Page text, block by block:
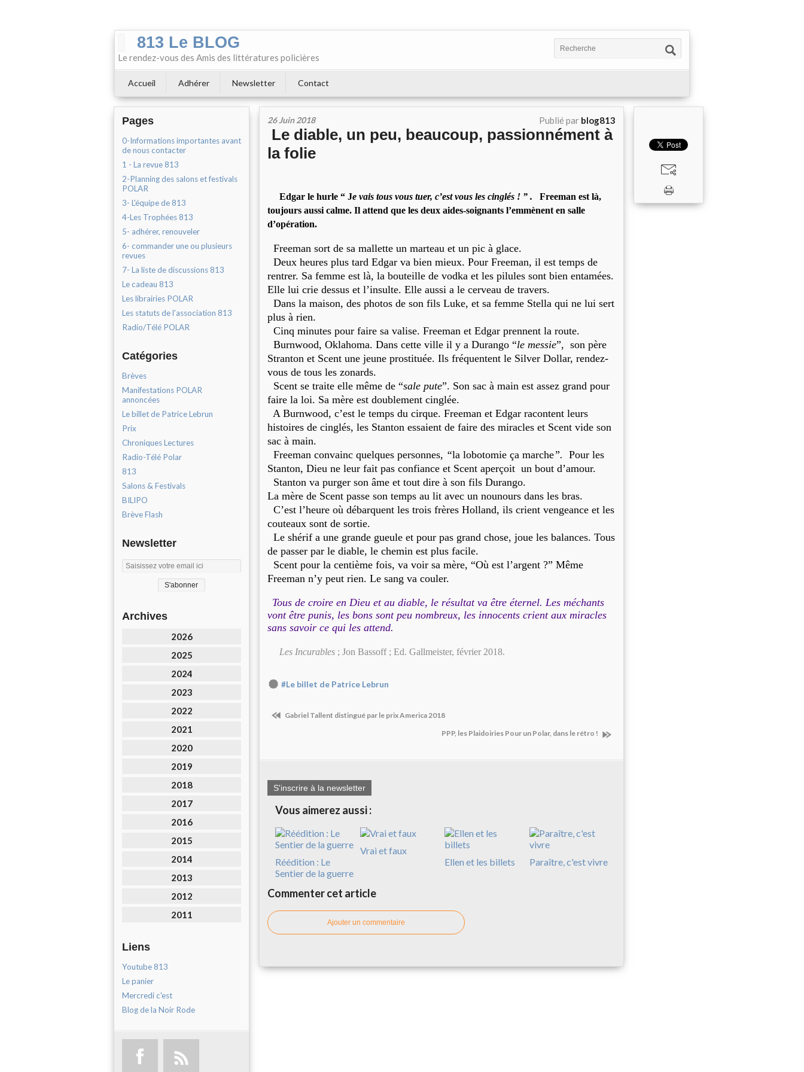
813 Le BLOG
Le rendez-vous des Amis des littératures policières
Accueil Adhérer Newsletter Contact
Pages
0-Informations importantes avant
de nous contacter
1 - La revue 813
2-Planning des salons et festivals
POLAR
3- L'équipe de 813
4-Les Trophées 813
5- adhérer, renouveler
6- commander une ou plusieurs
revues
7- La liste de discussions 813
Le cadeau 813
Les librairies POLAR
Les statuts de l'association 813
Radio/Télé POLAR
Catégories
Brèves
Manifestations POLAR
annoncées
Le billet de Patrice Lebrun
Prix
Chroniques Lectures
Radio-Télé Polar
813
Salons & Festivals
BILIPO
Brève Flash
Newsletter
Archives
2026
2025
2024
2023
2022
2021
2020
2019
2018
2017
2016
2015
2014
2013
2012
2011
Liens
Youtube 813
Le panier
Mercredi c'est
Blog de la Noir Rode
26 Juin 2018 Publié par blog813
​ Le diable, un peu, beaucoup, passionnément à
la folie
Edgar le hurle “ Je vais tous vous tuer, c’est vous les cinglés ! ” . Freeman est là,
toujours aussi calme. Il attend que les deux aides-soignants l’emmènent en salle
d’opération.
Freeman sort de sa mallette un marteau et un pic à glace.
Deux heures plus tard Edgar va bien mieux. Pour Freeman, il est temps de
rentrer. Sa femme est là, la bouteille de vodka et les pilules sont bien entamées.
Elle lui crie dessus et l’insulte. Elle aussi a le cerveau de travers.
Dans la maison, des photos de son fils Luke, et sa femme Stella qui ne lui sert
plus à rien.
Cinq minutes pour faire sa valise. Freeman et Edgar prennent la route.
Burnwood, Oklahoma. Dans cette ville il y a Durango “le messie”, son père
Stranton et Scent une jeune prostituée. Ils fréquentent le Silver Dollar, rendez-
vous de tous les zonards.
Scent se traite elle même de “sale pute”. Son sac à main est assez grand pour
faire la loi. Sa mère est doublement cinglée.
A Burnwood, c’est le temps du cirque. Freeman et Edgar racontent leurs
histoires de cinglés, les Stanton essaient de faire des miracles et Scent vide son
sac à main.
Freeman convainc quelques personnes, “la lobotomie ça marche”. Pour les
Stanton, Dieu ne leur fait pas confiance et Scent aperçoit un bout d’amour.
Stanton va purger son âme et tout dire à son fils Durango.
La mère de Scent passe son temps au lit avec un nounours dans les bras.
C’est l’heure où débarquent les trois frères Holland, ils crient vengeance et les
couteaux sont de sortie.
Le shérif a une grande gueule et pour pas grand chose, joue les balances. Tous
de passer par le diable, le chemin est plus facile.
Scent pour la centième fois, va voir sa mère, “Où est l’argent ?” Même
Freeman n’y peut rien. Le sang va couler.
Tous de croire en Dieu et au diable, le résultat va être éternel. Les méchants
vont être punis, les bons sont peu nombreux, les innocents crient aux miracles
sans savoir ce qui les attend.
Les Incurables ; Jon Bassoff ; Ed. Gallmeister, février 2018.
#Le billet de Patrice Lebrun
Gabriel Tallent distingué par le prix America 2018
PPP, les Plaidoiries Pour un Polar, dans le rétro !
S'inscrire à la newsletter
Vous aimerez aussi :
Réédition : Le
Sentier de la guerre
Vrai et faux
Ellen et les billets
Paraître, c'est vivre
Commenter cet article
Ajouter un commentaire